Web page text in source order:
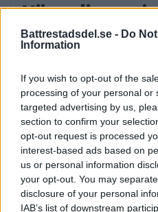
Battrestadsdel.se - Do
Information
If you wish to opt-out of the
processing of your personal or
targeted advertising by us,
section to confirm your
opt-out request is processed
interest-based ads based on
us or personal information
your opt-out. You may
disclosure of your personal
IAB’s list of downstream
När
den digitala
Stockholm
EXTERN PARTNER.
del av […]
Annons: